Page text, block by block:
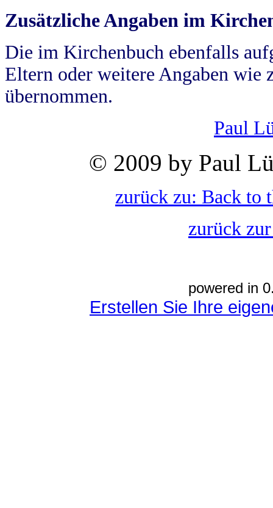
Zusätzliche Angaben im
Die im Kirchenbuch ebenfalls
Eltern oder weitere Angaben wie
übernommen.
Paul
© 2009 by Paul
zurück zu: Back to
zurück
powered in
Erstellen Sie Ihre